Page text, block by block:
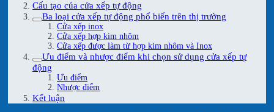
Cấu tạo của cửa xếp tự động
Ba loại cửa xếp tự động phổ biến trên thị trường
Cửa xếp inox
Cửa xếp hợp kim nhôm
Cửa xếp được làm từ hợp kim nhôm và Inox
Ưu điểm và nhược điểm khi chọn sử dụng cửa xếp tự
động
Ưu điểm
Nhược điểm
Kết luận